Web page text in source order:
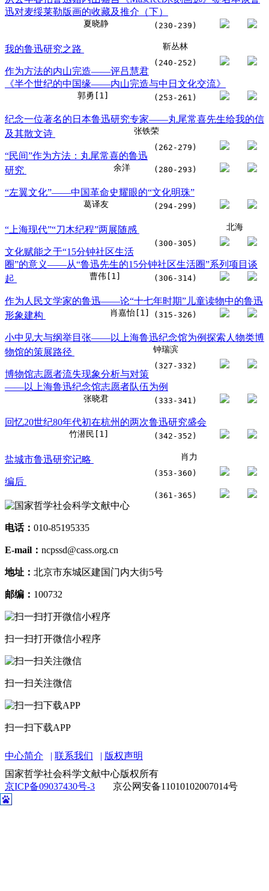
迅对麦绥莱勒版画的收藏及推介（下）
夏晓静 (230-239)
我的鲁迅研究之路 靳丛林
(240-252)
作为方法的内山完造——评吕慧君
《半个世纪的中国缘——内山完造与中日文化交流》
郭勇[1] (253-261)
纪念一位著名的日本鲁迅研究专家——丸尾常喜先生给我的信
及其散文诗
张铁荣
(262-279)
“民间”作为方法：丸尾常喜的鲁迅
研究
余洋 (280-293)
“左翼文化”——中国革命史耀眼的“文化明珠”
葛译友 (294-299)
“上海现代”“刀木纪程”两展随感 北海
(300-305)
文化赋能之于“15分钟社区生活
圈”的意义——从“鲁迅先生的15分钟社区生活圈”系列项目谈
起
曹伟[1] (306-314)
作为人民文学家的鲁迅——论“十七年时期”儿童读物中的鲁迅
形象建构
肖嘉怡[1] (315-326)
小中见大与纲举目张——以上海鲁迅纪念馆为例探索人物类博
物馆的策展路径
钟瑞滨
(327-332)
博物馆志愿者流失现象分析与对策
——以上海鲁迅纪念馆志愿者队伍为例
张晓君 (333-341)
回忆20世纪80年代初在杭州的两次鲁迅研究盛会
竹潜民[1] (342-352)
盐城市鲁迅研究记略 肖力
(353-360)
编后
(361-365)
电话： 010-85195335
E-mail： ncpssd@cass.org.cn
地址： 北京市东城区建国门内大街5号
邮编： 100732
扫一扫打开微信小程序
扫一扫关注微信
扫一扫下载APP
中心简介 联系我们
版权声明
国家哲学社会科学文献中心版权所有
京ICP备09037430号-3
京公网安备11010102007014号